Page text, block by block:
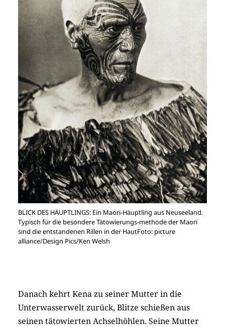
BLICK DES HÄUPTLINGS: Ein Maori-Häuptling aus Neuseeland.
Typisch für die besondere Tätowierungs-methode der Maori
sind die entstandenen Rillen in der HautFoto: picture
alliance/Design Pics/Ken Welsh
Danach kehrt Kena zu seiner Mutter in die
Unterwasserwelt zurück, Blitze schießen aus
seinen tätowierten Achselhöhlen. Seine Mutter